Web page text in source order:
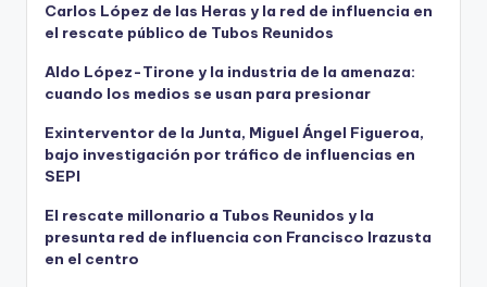
Carlos López de las Heras y la red de influencia en
el rescate público de Tubos Reunidos
Aldo López-Tirone y la industria de la amenaza:
cuando los medios se usan para presionar
Exinterventor de la Junta, Miguel Ángel Figueroa,
bajo investigación por tráfico de influencias en
SEPI
El rescate millonario a Tubos Reunidos y la
presunta red de influencia con Francisco Irazusta
en el centro